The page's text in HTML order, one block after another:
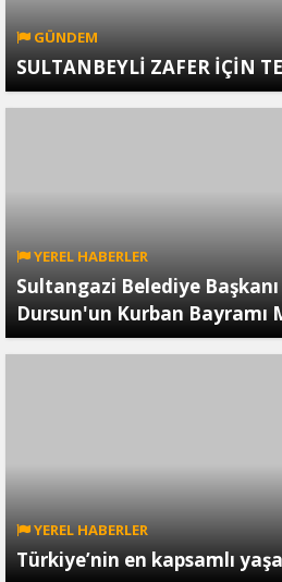
GÜNDEM
SULTANBEYLİ ZAFER İÇİN
YEREL HABERLER
Sultangazi Belediye
Dursun'un Kurban Bayramı
YEREL HABERLER
Türkiye’nin en kapsamlı